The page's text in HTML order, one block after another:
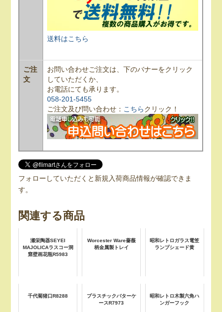
送料はこちら
ご注
文
お問い合わせご注文は、下のバナーをクリック
していただくか、
お電話にても承ります。
058-201-5455
ご注文及び問い合わせ： こちらクリック！
フォローしていただくと新規入荷商品情報が確認できま
す。
関連する商品
瀬栄陶器SEYEI
MAJOLICAラスコー洞
窟壁画花瓶R5983
Worcester Ware薔薇
柄金属製トレイ
昭和レトロガラス電笠
ランプシェード黄
千代菊猪口R8288
プラスチックバターケ
ースR7973
昭和レトロ木製六角ハ
ンガーフック